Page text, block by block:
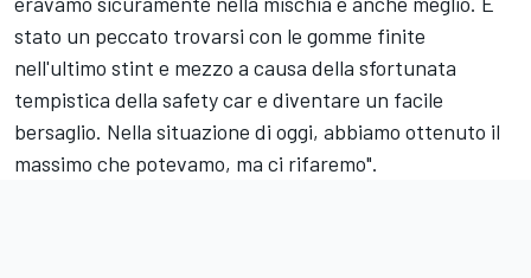
stato un peccato trovarsi con le gomme finite
nell'ultimo stint e mezzo a causa della sfortunata
tempistica della safety car e diventare un facile
bersaglio. Nella situazione di oggi, abbiamo ottenuto il
massimo che potevamo, ma ci rifaremo".